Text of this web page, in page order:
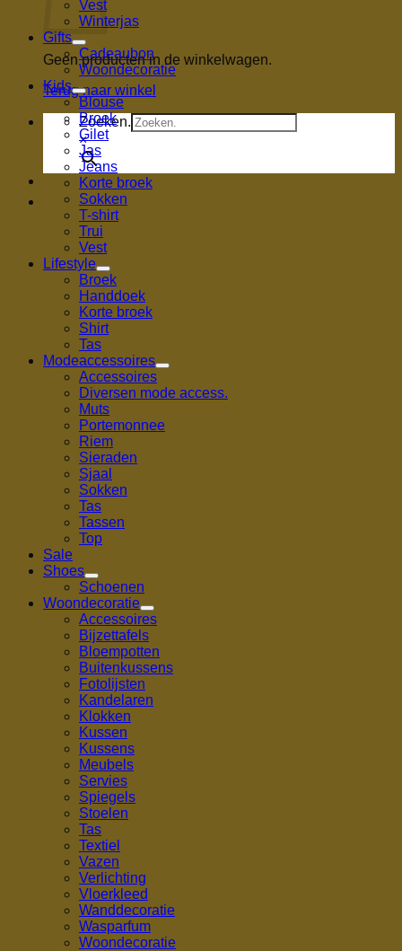
Geen producten in de winkelwagen.
Terug naar winkel
Zoeken.
×
Vest
Winterjas
Gifts
Cadeaubon
Woondecoratie
Kids
Blouse
Broek
Gilet
Jas
Jeans
Korte broek
Sokken
T-shirt
Trui
Vest
Lifestyle
Broek
Handdoek
Korte broek
Shirt
Tas
Modeaccessoires
Accessoires
Diversen mode access.
Muts
Portemonnee
Riem
Sieraden
Sjaal
Sokken
Tas
Tassen
Top
Sale
Shoes
Schoenen
Woondecoratie
Accessoires
Bijzettafels
Bloempotten
Buitenkussens
Fotolijsten
Kandelaren
Klokken
Kussen
Kussens
Meubels
Servies
Spiegels
Stoelen
Tas
Textiel
Vazen
Verlichting
Vloerkleed
Wanddecoratie
Wasparfum
Woondecoratie